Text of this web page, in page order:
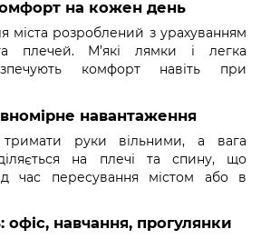
на кожен день
міста розроблений з урахуванням
плечей. М’які лямки і легка
комфорт навіть при
навантаження
тримати руки вільними, а вага
на плечі та спину, що
час пересування містом або в
офіс, навчання, прогулянки